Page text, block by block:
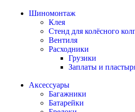
Шиномонтаж
Клея
Стенд для колёсного
Вентиля
Расходники
Грузики
Заплаты и
Аксессуары
Багажники
Батарейки